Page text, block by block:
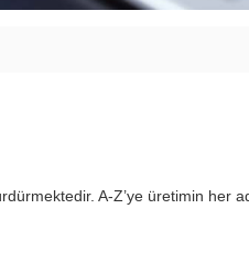
A-Z’ye üretimin her